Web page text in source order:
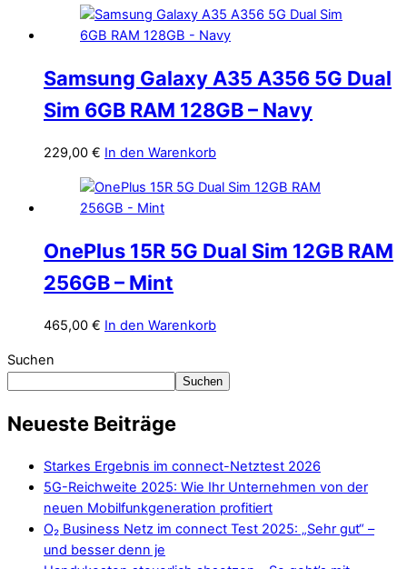
Samsung Galaxy A35 A356 5G Dual
Sim 6GB RAM 128GB – Navy
229,00 € In den Warenkorb
OnePlus 15R 5G Dual Sim 12GB RAM
256GB – Mint
465,00 € In den Warenkorb
Suchen
Suchen
Neueste Beiträge
Starkes Ergebnis im connect-Netztest 2026
5G-Reichweite 2025: Wie Ihr Unternehmen von der
neuen Mobilfunkgeneration profitiert
O₂ Business Netz im connect Test 2025: „Sehr gut“ –
und besser denn je